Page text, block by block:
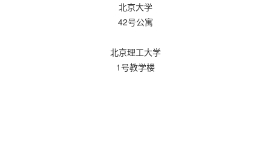
北京大学
42号公寓
北京理工大学
1号教学楼